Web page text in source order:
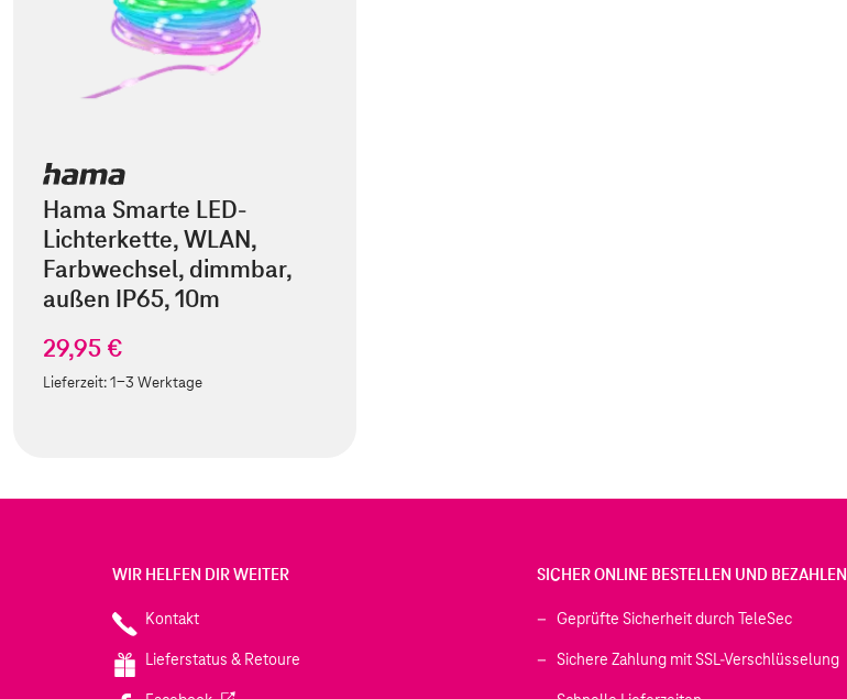
Hama Smarte LED-
Lichterkette, WLAN,
Farbwechsel, dimmbar,
außen IP65, 10m
29,95 €
Lieferzeit:1-3 Werktage
WIR HELFEN DIR WEITER
Kontakt
Lieferstatus & Retoure
SICHER ONLINE BESTELLEN UND BEZAHLEN
Geprüfte Sicherheit durch TeleSec
Sichere Zahlung mit SSL-Verschlüsselung